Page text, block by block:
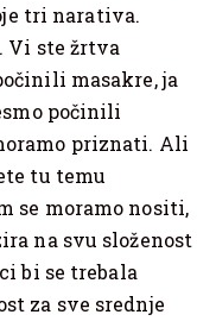
tri narativa.
Vi ste žrtva
masakre, ja
počinili
priznati. Ali
tu temu
se moramo nositi,
na svu složenost
bi se trebala
za sve srednje